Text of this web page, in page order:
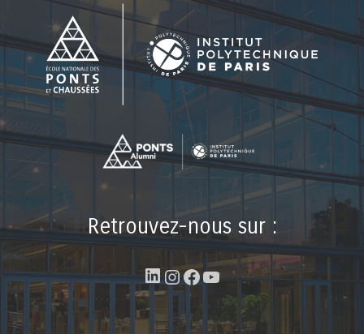
Retrouvez-nous sur :
LinkedIn
Instagram
Facebook
YouTube